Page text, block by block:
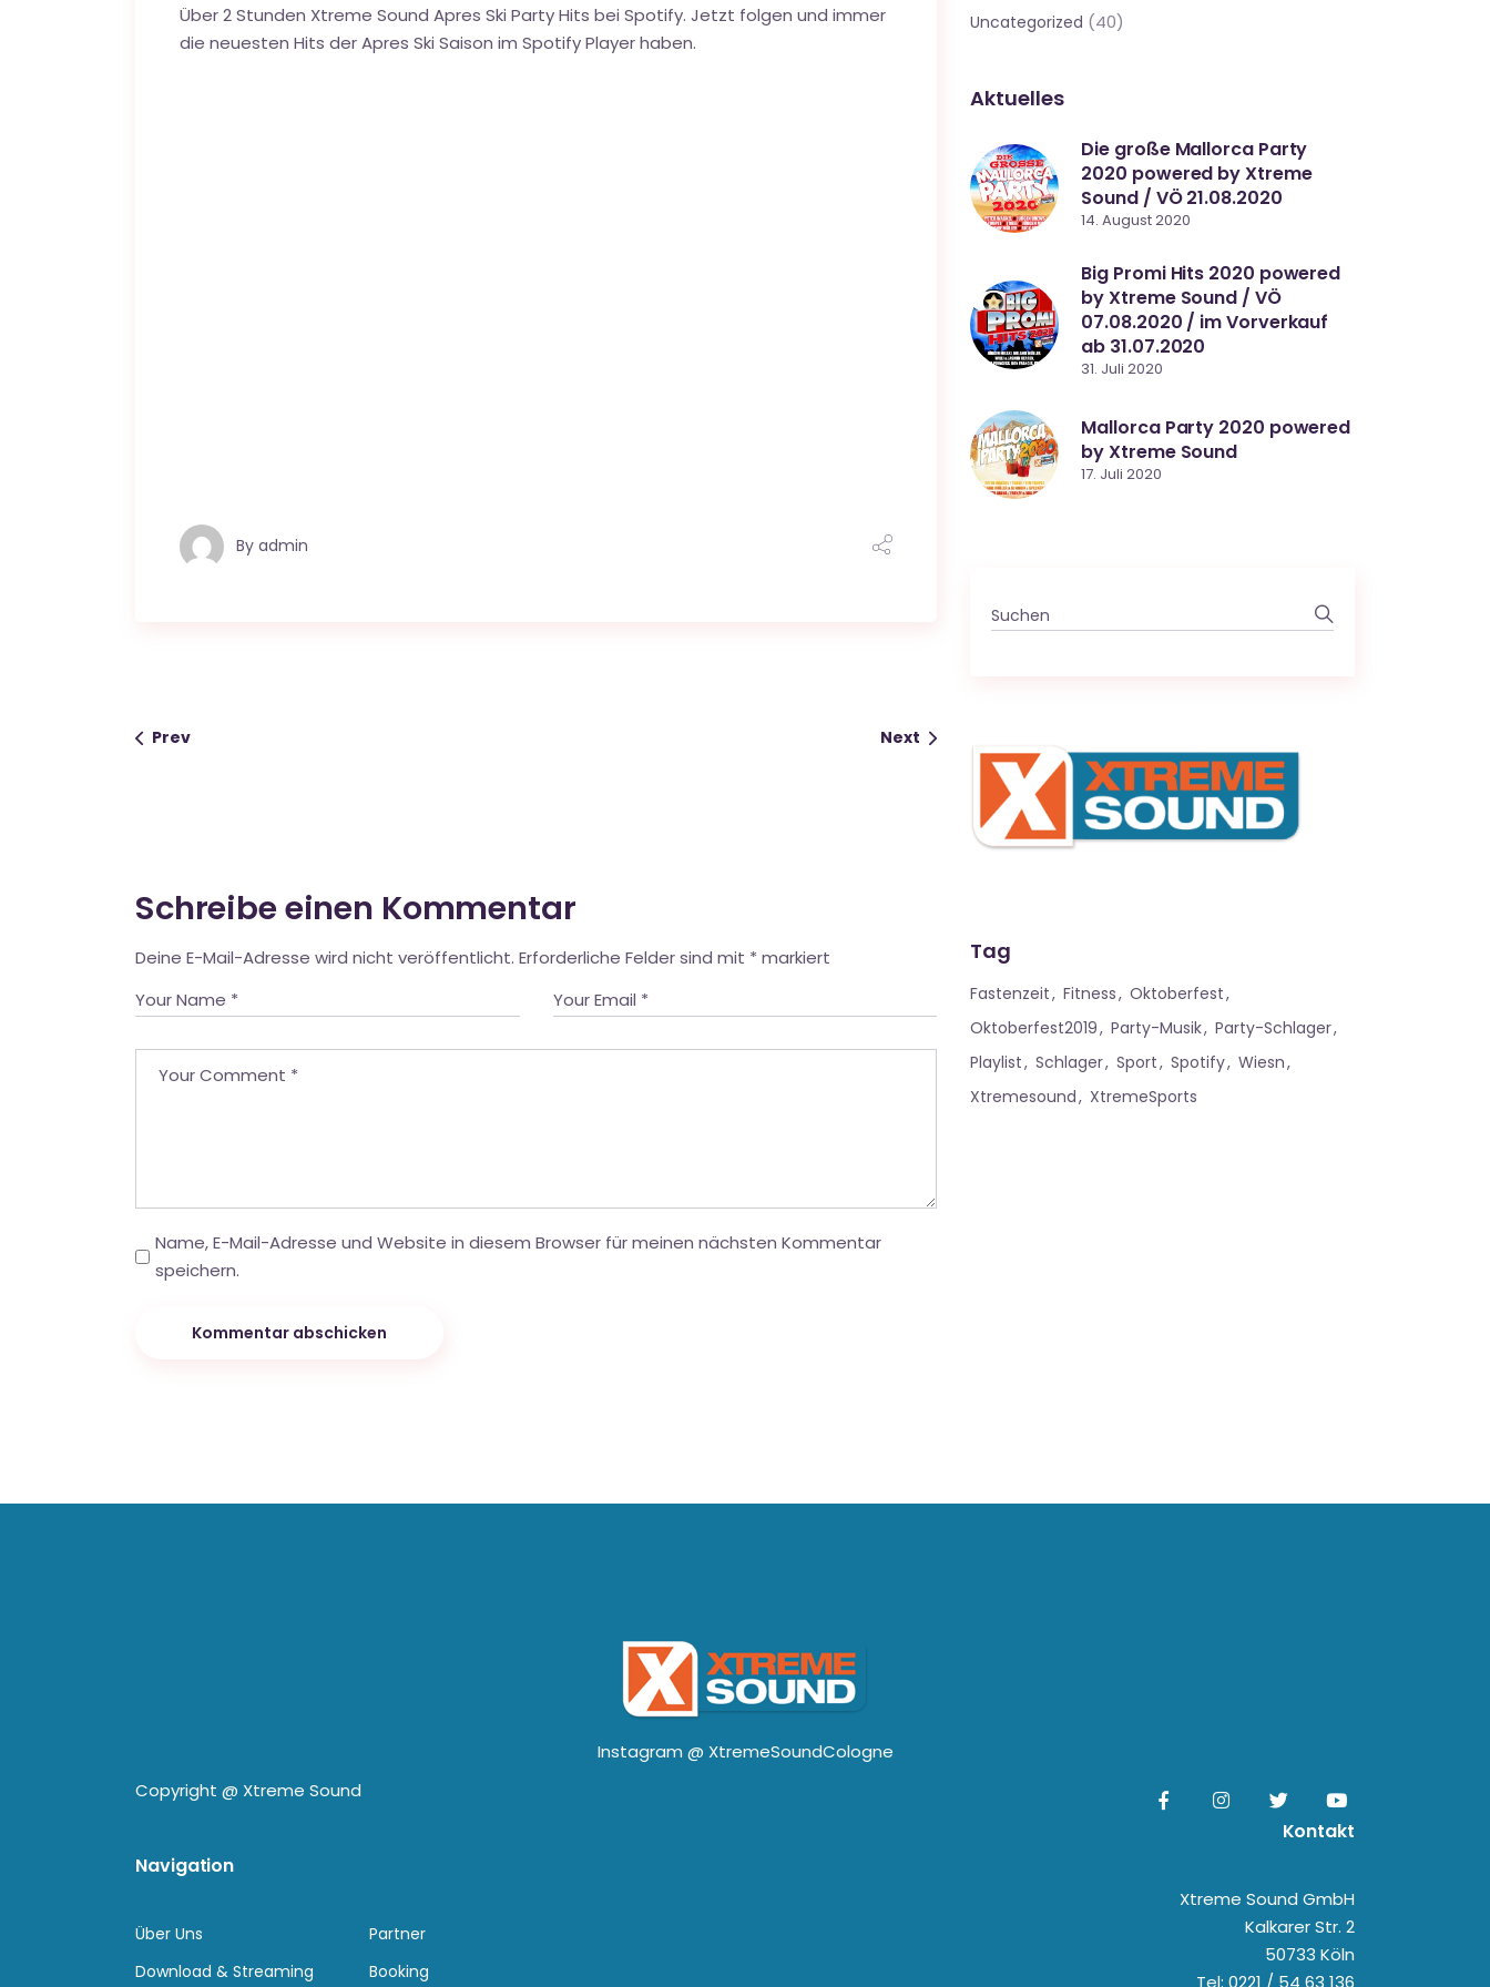
Über 2 Stunden Xtreme Sound Apres Ski Party Hits bei Spotify. Jetzt folgen und immer
die neuesten Hits der Apres Ski Saison im Spotify Player haben.
By admin
Prev Next
Schreibe einen Kommentar
Deine E-Mail-Adresse wird nicht veröffentlicht. Erforderliche Felder sind mit * markiert
Name, E-Mail-Adresse und Website in diesem Browser für meinen nächsten Kommentar
speichern.
Kommentar abschicken
Uncategorized (40)
Aktuelles
Die große Mallorca Party
2020 powered by Xtreme
Sound / VÖ 21.08.2020
14. August 2020
Big Promi Hits 2020 powered
by Xtreme Sound / VÖ
07.08.2020 / im Vorverkauf
ab 31.07.2020
31. Juli 2020
Mallorca Party 2020 powered
by Xtreme Sound
17. Juli 2020
Search
for:
Tag
Fastenzeit Fitness
Oktoberfest
Oktoberfest2019
Party-Musik
Party-Schlager
Playlist
Schlager Sport Spotify
Wiesn
Xtremesound
XtremeSports
Instagram @ XtremeSoundCologne
Copyright @ Xtreme Sound
Navigation
Über Uns
Download & Streaming
Partner
Booking
Kontakt
Xtreme Sound GmbH
Kalkarer Str. 2
50733 Köln
Tel: 0221 / 54 63 136